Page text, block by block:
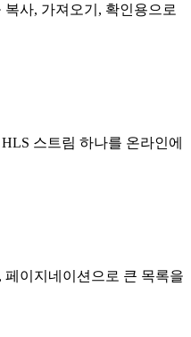
사, 가져오기, 확인용으로
스트림 하나를 온라인에
페이지네이션으로 큰 목록을